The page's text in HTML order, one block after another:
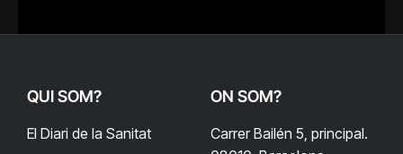
QUI SOM?
El Diari de la Sanitat
ON SOM?
Carrer Bailén 5, principal.